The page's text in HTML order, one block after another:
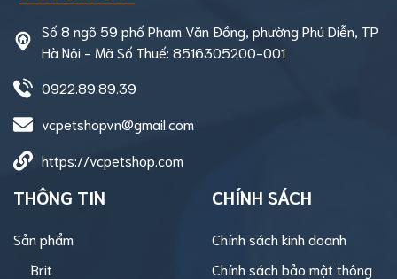
Số 8 ngõ 59 phố Phạm Văn Đồng, phường Phú Diễn, TP
Hà Nội - Mã Số Thuế: 8516305200-001
0922.89.89.39
vcpetshopvn@gmail.com
https://vcpetshop.com
THÔNG TIN
Sản phẩm
Brit
CHÍNH SÁCH
Chính sách kinh doanh
Chính sách bảo mật thông